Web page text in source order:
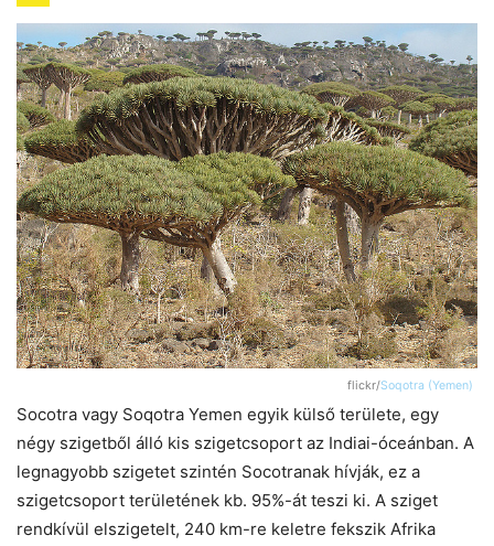
flickr/Soqotra (Yemen)
Socotra vagy Soqotra Yemen egyik külső területe, egy
négy szigetből álló kis szigetcsoport az Indiai-óceánban. A
legnagyobb szigetet szintén Socotranak hívják, ez a
szigetcsoport területének kb. 95%-át teszi ki. A sziget
rendkívül elszigetelt, 240 km-re keletre fekszik Afrika